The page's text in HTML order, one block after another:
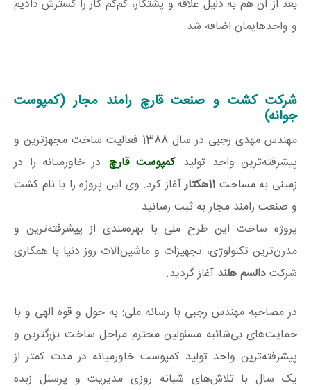
بعد از آن هم به دلیل علاقه و پشتکار، کم‌کم کار را گسترش دادیم
و واحدهایمان اضافه شد.
شرکت کشت و صنعت قارچ رامند مجار (کمپوست
جوانه)
مهندس مهدی رجبی در سال 1388 فعالیت ساخت مجهزترین و
پیشرفته‌ترین واحد تولید کمپوست قارچ در خاورمیانه را در
زمینی به مساحت 11هکتار
آغاز کرد. وی این پروژه را با نام کشت
و صنعت رامند مجار به ثبت رسانید.
پروژه ساخت این طرح ملی با بهره‌مندی از پیشرفته‌ترین و
مدرن‌ترین تکنولوژی، تجهیزات و ماشین‌آلات روز دنیا با همکاری
شرکتدالسم هلند آغاز گردید.
در مصاحبه مهندس رجبی با رسانه ملی: به حول و قوه الهی و با
حمایت‌های بی‌شائبه مسئولین محترم مراحل ساخت بزرگترین و
پیشرفته‌ترین واحد تولید کمپوست خاورمیانه در مدت کمتر از
یک سال با تلاش‌های شبانه روزی مدیریت و پرسنل زبده